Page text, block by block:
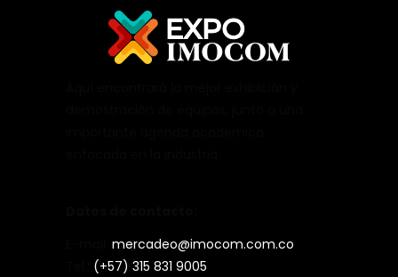
mercadeo@imocom.com.co
(+57) 315 831 9005